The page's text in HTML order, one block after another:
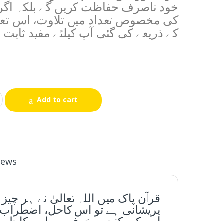
خود ناصرف حفاظت کریں گے بلکہ
کی مخصوص تعداد میں تلاوت، اس
کے ذریعے کی گئی آپ کیلئے مفید
Add to cart
قرآن پاک میں اللہ تعالیٰ نے ہر
پریشانی ہے تو اس کاحل،